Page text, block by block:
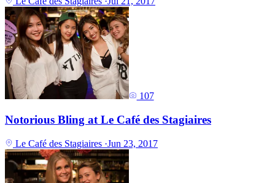
107
Notorious Bling at Le Café des Stagiaires
Le Café des Stagiaires ·Jun 23, 2017